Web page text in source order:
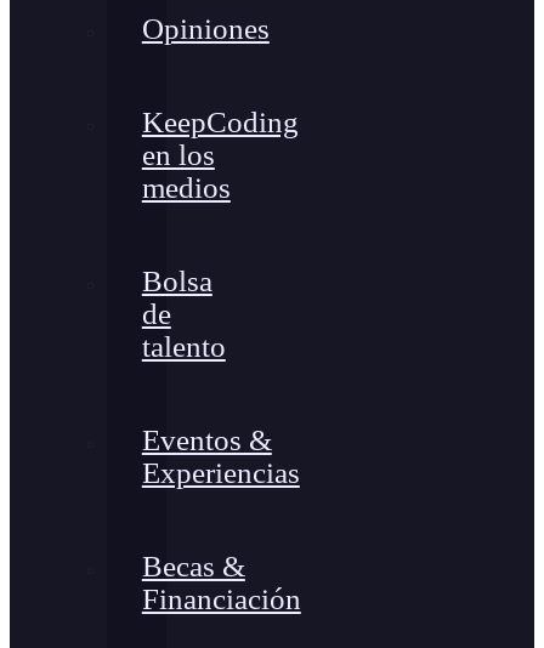
Opiniones
KeepCoding
en los
medios
Bolsa
de
talento
Eventos &
Experiencias
Becas &
Financiación